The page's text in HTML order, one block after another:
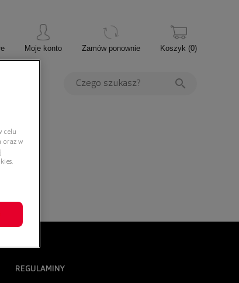
Moje konto Zamów ponownie Koszyk (0)
REGULAMINY
celu
oraz w